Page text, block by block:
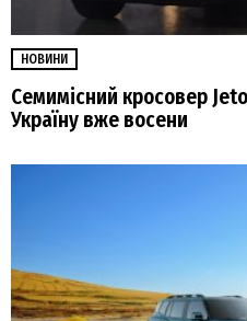
НОВИНИ
Семимісний кросовер
Україну вже восени